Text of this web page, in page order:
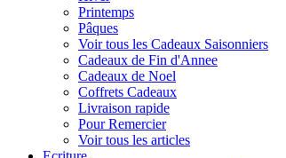
Printemps
Pâques
Voir tous les Cadeaux Saisonniers
Cadeaux de Fin d'Annee
Cadeaux de Noel
Coffrets Cadeaux
Livraison rapide
Pour Remercier
Voir tous les articles